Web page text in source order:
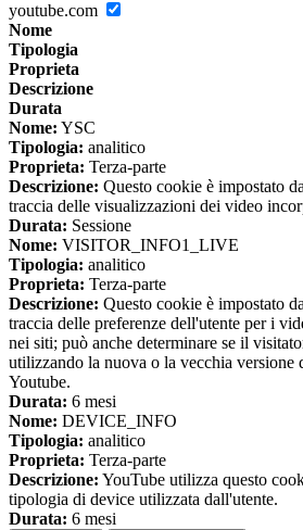
youtube.com
Nome
Tipologia
Proprieta
Descrizione
Durata
Nome: YSC
Tipologia: analitico
Proprieta: Terza-parte
Descrizione: Questo cookie è impostato
traccia delle visualizzazioni dei video
Durata: Sessione
Nome: VISITOR_INFO1_LIVE
Tipologia: analitico
Proprieta: Terza-parte
Descrizione: Questo cookie è impostato
traccia delle preferenze dell'utente per i
nei siti; può anche determinare se il
utilizzando la nuova o la vecchia versione
Youtube.
Durata: 6 mesi
Nome: DEVICE_INFO
Tipologia: analitico
Proprieta: Terza-parte
Descrizione: YouTube utilizza questo
tipologia di device utilizzata dall'utente.
Durata: 6 mesi